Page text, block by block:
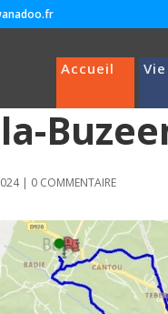
Accueil
| 0 COMMENTAIRE